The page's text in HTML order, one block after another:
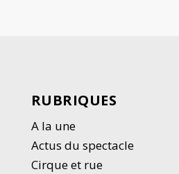
RUBRIQUES
A la une
Actus du spectacle
Cirque et rue